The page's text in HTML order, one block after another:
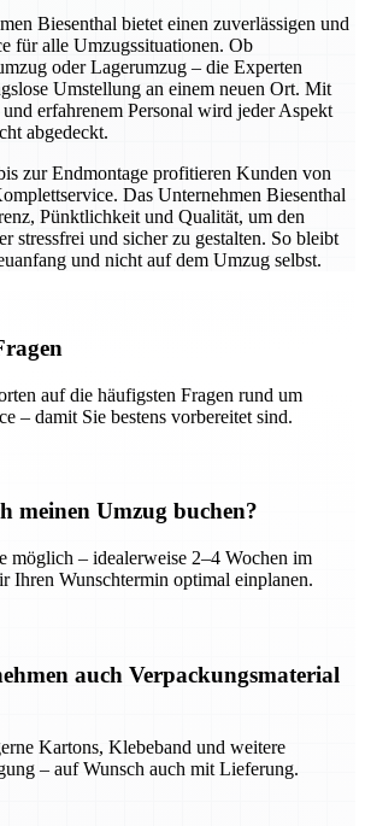
Biesenthal bietet einen zuverlässigen und
für alle Umzugssituationen. Ob
oder Lagerumzug – die Experten
Umstellung an einem neuen Ort. Mit
erfahrenem Personal wird jeder Aspekt
abgedeckt.
zur Endmontage profitieren Kunden von
Das Unternehmen Biesenthal
Pünktlichkeit und Qualität, um den
stressfrei und sicher zu gestalten. So bleibt
und nicht auf dem Umzug selbst.
auf die häufigsten Fragen rund um
– damit Sie bestens vorbereitet sind.
meinen Umzug buchen?
möglich – idealerweise 2–4 Wochen im
Ihren Wunschtermin optimal einplanen.
auch Verpackungsmaterial
Kartons, Klebeband und weitere
– auf Wunsch auch mit Lieferung.